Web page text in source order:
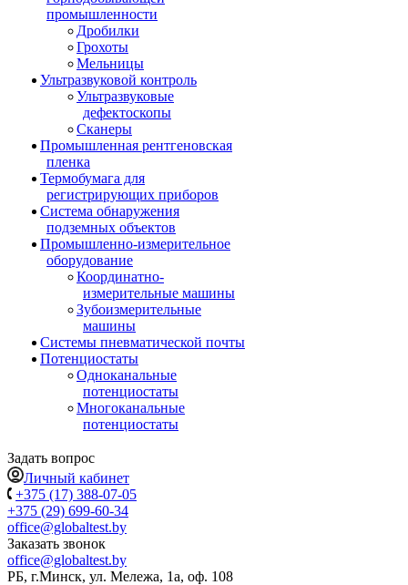
промышленности
Дробилки
Грохоты
Мельницы
Ультразвуковой контроль
Ультразвуковые
дефектоскопы
Сканеры
Промышленная рентгеновская
пленка
Термобумага для
регистрирующих приборов
Система обнаружения
подземных объектов
Промышленно-измерительное
оборудование
Координатно-
измерительные машины
Зубоизмерительные
машины
Системы пневматической почты
Потенциостаты
Одноканальные
потенциостаты
Многоканальные
потенциостаты
Задать вопрос
Личный кабинет
+375 (17) 388-07-05
+375 (29) 699-60-34
office@globaltest.by
Заказать звонок
office@globaltest.by
РБ, г.Минск, ул. Мележа, 1а, оф. 108